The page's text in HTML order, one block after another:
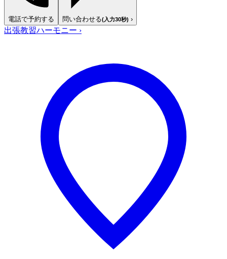
電話で予約する 問い合わせる(入力30秒) ›
出張教習ハーモニー ›